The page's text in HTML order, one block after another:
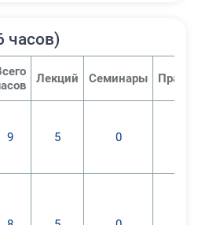
нацеленного на
учреждениях
и средне-
методы формирования
образовательную
оценивать и
часов)
Лекций Семинары
9 5 0